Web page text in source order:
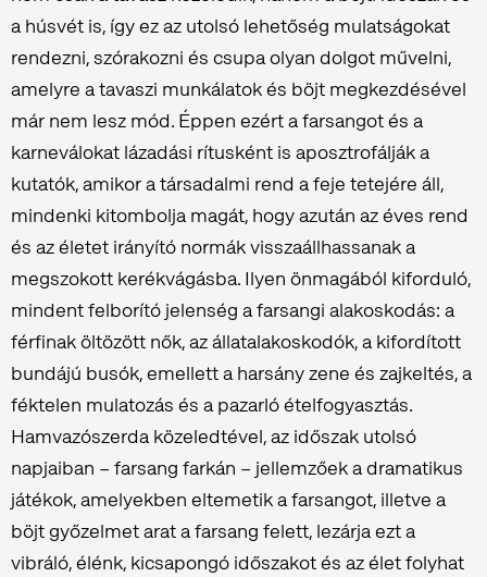
a húsvét is, így ez az utolsó lehetőség mulatságokat
rendezni, szórakozni és csupa olyan dolgot művelni,
amelyre a tavaszi munkálatok és böjt megkezdésével
már nem lesz mód. Éppen ezért a farsangot és a
karneválokat lázadási rítusként is aposztrofálják a
kutatók, amikor a társadalmi rend a feje tetejére áll,
mindenki kitombolja magát, hogy azután az éves rend
és az életet irányító normák visszaállhassanak a
megszokott kerékvágásba. Ilyen önmagából kiforduló,
mindent felborító jelenség a farsangi alakoskodás: a
férfinak öltözött nők, az állatalakoskodók, a kifordított
bundájú busók, emellett a harsány zene és zajkeltés, a
féktelen mulatozás és a pazarló ételfogyasztás.
Hamvazószerda közeledtével, az időszak utolsó
napjaiban – farsang farkán – jellemzőek a dramatikus
játékok, amelyekben eltemetik a farsangot, illetve a
böjt győzelmet arat a farsang felett, lezárja ezt a
vibráló, élénk, kicsapongó időszakot és az élet folyhat